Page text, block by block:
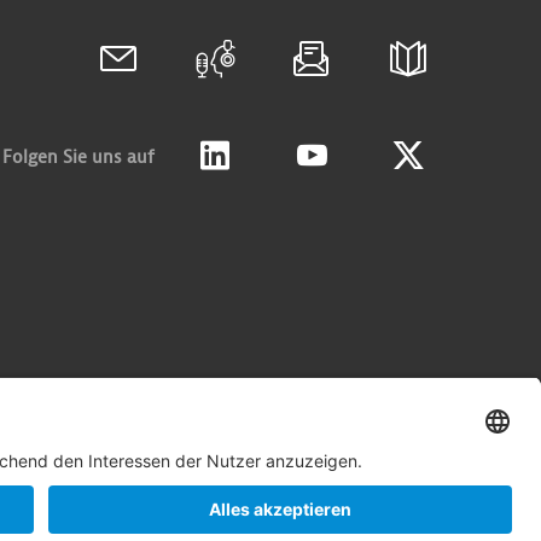
Folgen Sie uns auf